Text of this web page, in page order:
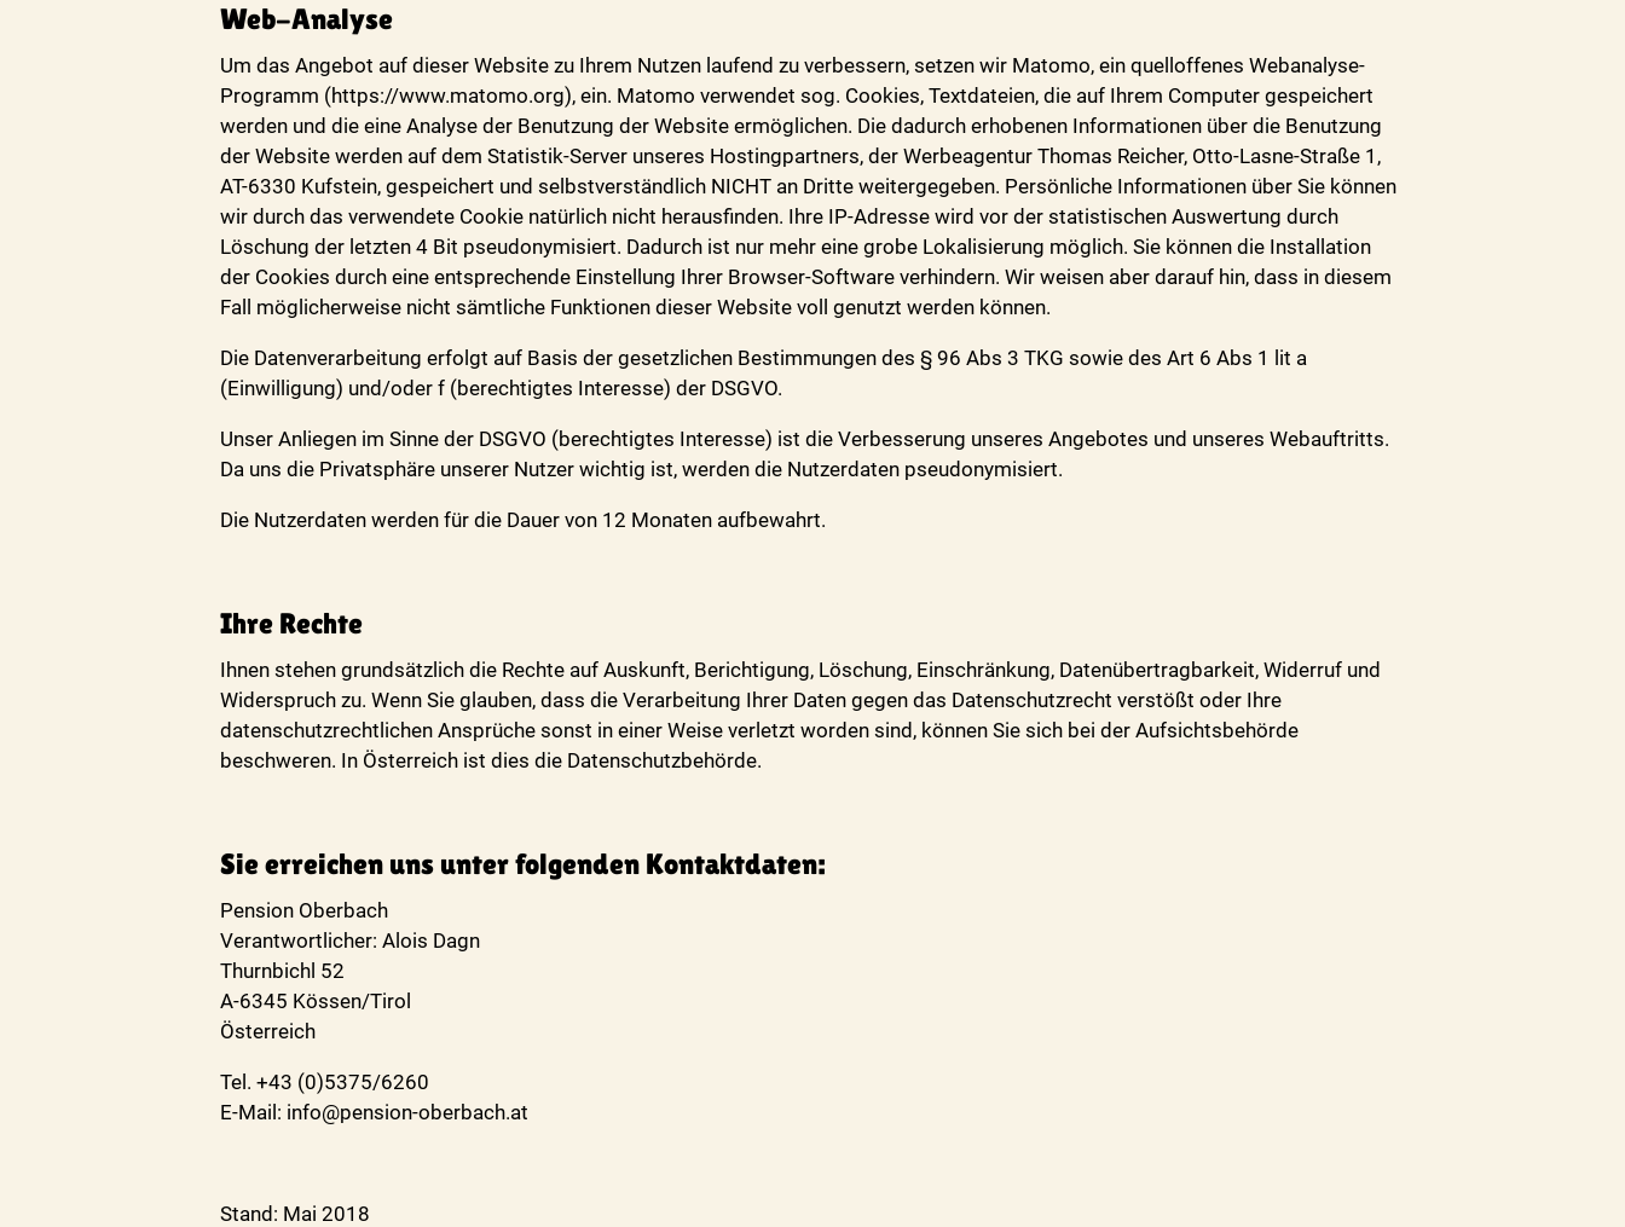
Web-Analyse
Um das Angebot auf dieser Website zu Ihrem Nutzen laufend zu verbessern, setzen wir Matomo, ein quelloffenes Webanalyse-
Programm (https://www.matomo.org), ein. Matomo verwendet sog. Cookies, Textdateien, die auf Ihrem Computer gespeichert
werden und die eine Analyse der Benutzung der Website ermöglichen. Die dadurch erhobenen Informationen über die Benutzung
der Website werden auf dem Statistik-Server unseres Hostingpartners, der Werbeagentur Thomas Reicher, Otto-Lasne-Straße 1,
AT-6330 Kufstein, gespeichert und selbstverständlich NICHT an Dritte weitergegeben. Persönliche Informationen über Sie können
wir durch das verwendete Cookie natürlich nicht herausfinden. Ihre IP-Adresse wird vor der statistischen Auswertung durch
Löschung der letzten 4 Bit pseudonymisiert. Dadurch ist nur mehr eine grobe Lokalisierung möglich. Sie können die Installation
der Cookies durch eine entsprechende Einstellung Ihrer Browser-Software verhindern. Wir weisen aber darauf hin, dass in diesem
Fall möglicherweise nicht sämtliche Funktionen dieser Website voll genutzt werden können.
Die Datenverarbeitung erfolgt auf Basis der gesetzlichen Bestimmungen des § 96 Abs 3 TKG sowie des Art 6 Abs 1 lit a
(Einwilligung) und/oder f (berechtigtes Interesse) der DSGVO.
Unser Anliegen im Sinne der DSGVO (berechtigtes Interesse) ist die Verbesserung unseres Angebotes und unseres Webauftritts.
Da uns die Privatsphäre unserer Nutzer wichtig ist, werden die Nutzerdaten pseudonymisiert.
Die Nutzerdaten werden für die Dauer von 12 Monaten aufbewahrt.
Ihre Rechte
Ihnen stehen grundsätzlich die Rechte auf Auskunft, Berichtigung, Löschung, Einschränkung, Datenübertragbarkeit, Widerruf und
Widerspruch zu. Wenn Sie glauben, dass die Verarbeitung Ihrer Daten gegen das Datenschutzrecht verstößt oder Ihre
datenschutzrechtlichen Ansprüche sonst in einer Weise verletzt worden sind, können Sie sich bei der Aufsichtsbehörde
beschweren. In Österreich ist dies die Datenschutzbehörde.
Sie erreichen uns unter folgenden Kontaktdaten:
Pension Oberbach
Verantwortlicher: Alois Dagn
Thurnbichl 52
A-6345 Kössen/Tirol
Österreich
Tel. +43 (0)5375/6260
E-Mail: info@pension-oberbach.at
Stand: Mai 2018